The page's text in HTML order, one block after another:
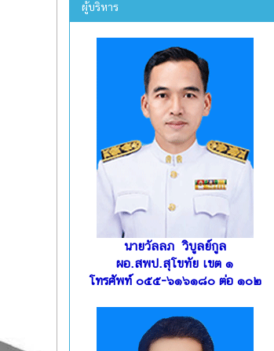
ผู้บริหาร
นายวัลลภ วิบูลย์กูล
ผอ.สพป.สุโขทัย เขต ๑
โทรศัพท์ ๐๕๕-๖๑๖๑๘๐ ต่อ ๑๐๒